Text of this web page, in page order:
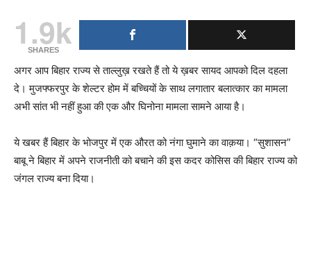
1.9k
SHARES
अगर आप बिहार राज्य से ताल्लुख़ रखते हैं तो ये ख़बर सायद आपको दिल दहला
दे। मुजफ्फरपुर के शेल्टर होम में बच्चियों के साथ लगातार बलात्कार का मामला
अभी सांत भी नहीं हुआ की एक और घिनोना मामला सामने आया है।
ये खबर हैं बिहार के भोजपुर में एक औरत को नंगा घुमाने का वाक़या। “सुशासन”
बाबू ने बिहार में अपने राजनीती को बचाने की इस कदर कोसिस की बिहार राज्य को
जंगल राज्य बना दिया।